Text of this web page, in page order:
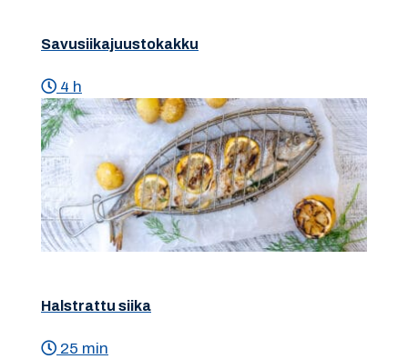
Savusiikajuustokakku
4 h
Halstrattu siika
25 min